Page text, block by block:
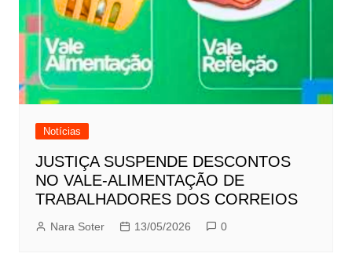
Notícias
JUSTIÇA SUSPENDE DESCONTOS
NO VALE-ALIMENTAÇÃO DE
TRABALHADORES DOS CORREIOS
Nara Soter 13/05/2026 0